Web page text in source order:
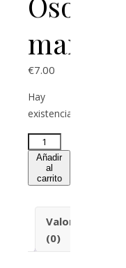
marrón
€7.00
Hay
existencias
Añadir
al
carrito
Valoraciones
(0)